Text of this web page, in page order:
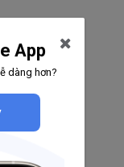
App
dàng hơn?